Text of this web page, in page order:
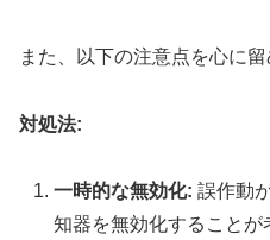
また、以下の注意点を心に
対処法:
一時的な無効化: 誤作動
知器を無効化することが